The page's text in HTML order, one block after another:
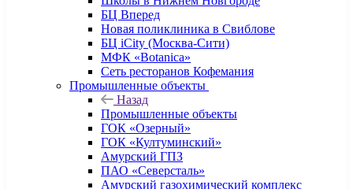
БЦ Вперед
Новая поликлиника в Свиблове
БЦ iCity (Москва-Сити)
МФК «Botanica»
Сеть ресторанов Кофемания
Промышленные объекты
Назад
Промышленные объекты
ГОК «Озерный»
ГОК «Култуминский»
Амурский ГПЗ
ПАО «Северсталь»
Амурский газохимический комплекс